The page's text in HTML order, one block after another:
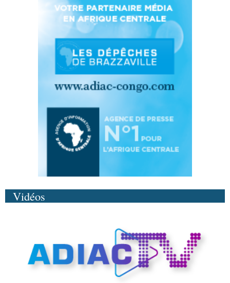
Vidéos